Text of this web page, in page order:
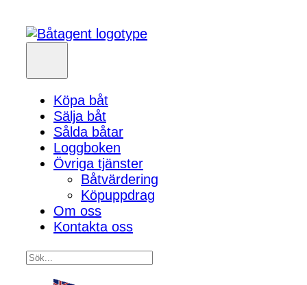
Köpa båt
Sälja båt
Sålda båtar
Loggboken
Övriga tjänster
Båtvärdering
Köpuppdrag
Om oss
Kontakta oss